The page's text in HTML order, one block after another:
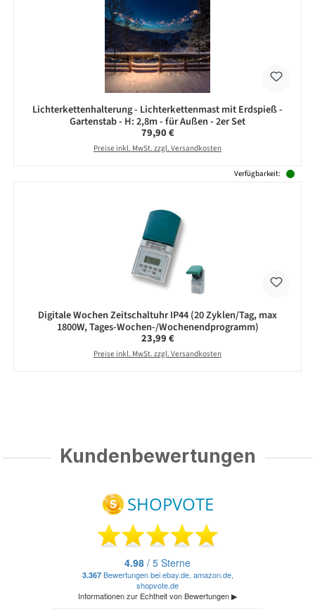
Lichterkettenhalterung - Lichterkettenmast mit Erdspieß -
Gartenstab - H: 2,8m - für Außen - 2er Set
Regulärer Preis:
79,90 €
Preise inkl. MwSt. zzgl. Versandkosten
Verfügbarkeit:
Digitale Wochen Zeitschaltuhr IP44 (20 Zyklen/Tag, max
1800W, Tages-Wochen-/Wochenendprogramm)
Regulärer Preis:
23,99 €
Preise inkl. MwSt. zzgl. Versandkosten
Kundenbewertungen